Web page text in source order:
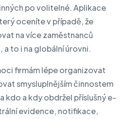
po volitelné. Aplikace
oceníte v případě, že
na více zaměstnanců
to i na globální úrovni.
firmám lépe organizovat
smysluplnějším činnostem
kdo a kdy obdržel příslušný e-
evidence, notifikace,